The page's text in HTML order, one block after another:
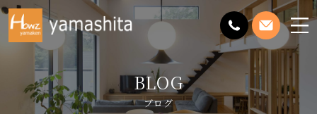
メ
ニ
を
BLOG
ブログ